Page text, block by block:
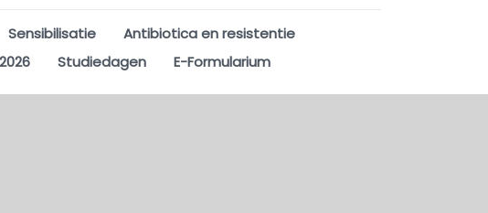
Sensibilisatie
Antibiotica en resistentie
Studiedagen E-Formularium